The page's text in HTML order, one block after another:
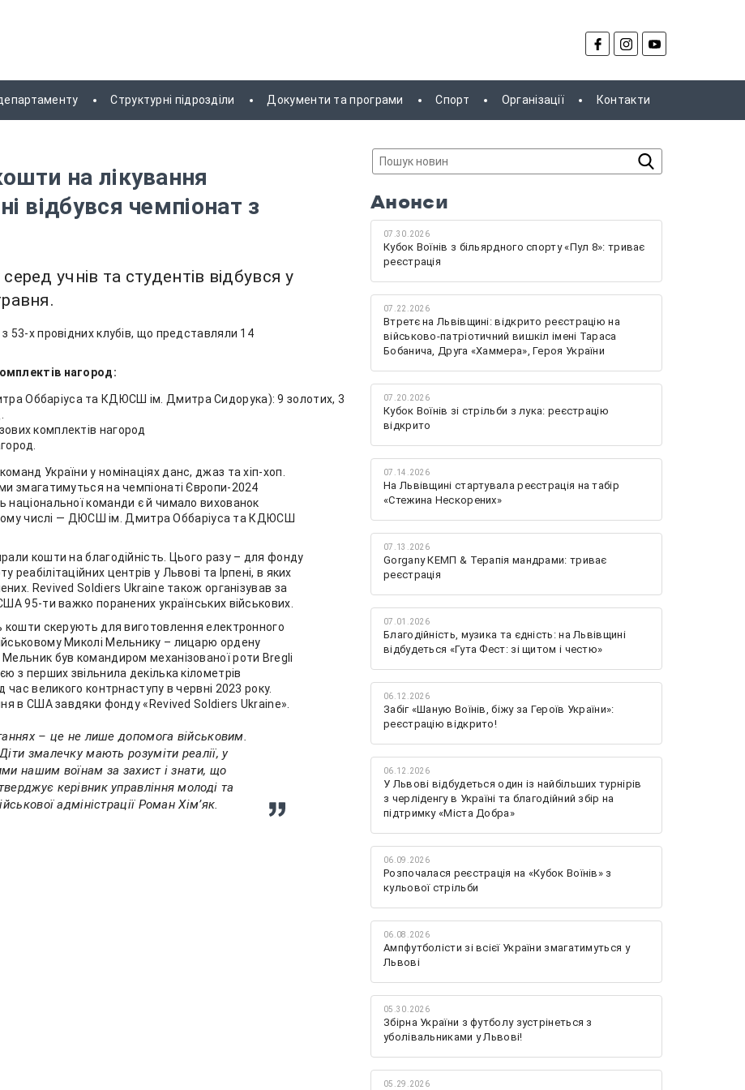
Структурні підрозділи Документи та програми Спорт Організації Контакти
на лікування
відбувся чемпіонат з
учнів та студентів відбувся у
53-х провідних клубів, що представляли 14
нагород:
Оббаріуса та КДЮСШ ім. Дмитра Сидорука): 9 золотих, 3
комплектів нагород
України у номінаціях данс, джаз та хіп-хоп.
змагатимуться на чемпіонаті Європи-2024
національної команди є й чимало вихованок
тому числі — ДЮСШ ім. Дмитра Оббаріуса та КДЮСШ
кошти на благодійність. Цього разу – для фонду
реабілітаційних центрів у Львові та Ірпені, в яких
Revived Soldiers Ukraine також організував за
95-ти важко поранених українських військових.
кошти скерують для виготовлення електронного
Миколі Мельнику – лицарю ордену
був командиром механізованої роти Bregli
з перших звільнила декілька кілометрів
час великого контрнаступу в червні 2023 року.
в США завдяки фонду «Revived Soldiers Ukraine».
– це не лише допомога військовим.
змалечку мають розуміти реалії, у
нашим воїнам за захист і знати, що
керівник управління молоді та
адміністрації Роман Хім’як.
Анонси
07.30.2026
Кубок Воїнів з більярдного спорту «Пул 8»: триває
реєстрація
07.22.2026
Втретє на Львівщині: відкрито реєстрацію на
військово-патріотичний вишкіл імені Тараса
Бобанича, Друга «Хаммера», Героя України
07.20.2026
Кубок Воїнів зі стрільби з лука: реєстрацію
відкрито
07.14.2026
На Львівщині стартувала реєстрація на табір
«Стежина Нескорених»
07.13.2026
Gorgany КЕМП & Терапія мандрами: триває
реєстрація
07.01.2026
Благодійність, музика та єдність: на Львівщині
відбудеться «Гута Фест: зі щитом і честю»
06.12.2026
Забіг «Шаную Воїнів, біжу за Героїв України»:
реєстрацію відкрито!
06.12.2026
У Львові відбудеться один із найбільших турнірів
з черліденгу в Україні та благодійний збір на
підтримку «Міста Добра»
06.09.2026
Розпочалася реєстрація на «Кубок Воїнів» з
кульової стрільби
06.08.2026
Ампфутболісти зі всієї України змагатимуться у
Львові
05.30.2026
Збірна України з футболу зустрінеться з
уболівальниками у Львові!
05.29.2026